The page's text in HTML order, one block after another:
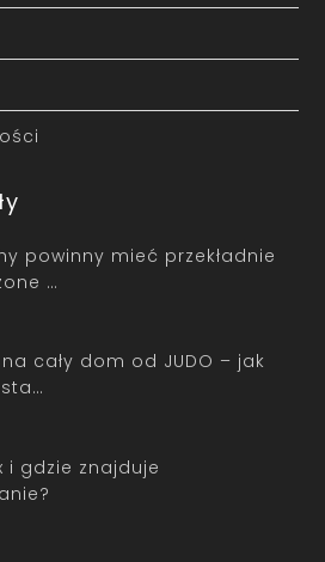
powinny mieć przekładnie
…
cały dom od JUDO – jak
i gdzie znajduje